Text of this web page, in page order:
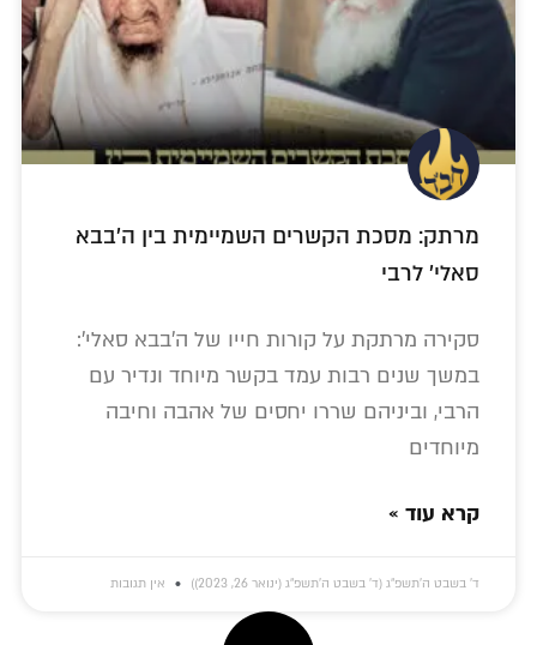
מרתק: מסכת הקשרים השמיימית בין ה'בבא
סאלי' לרבי
סקירה מרתקת על קורות חייו של ה'בבא סאלי':
במשך שנים רבות עמד בקשר מיוחד ונדיר עם
הרבי, וביניהם שררו יחסים של אהבה וחיבה
מיוחדים
קרא עוד »
ד׳ בשבט ה׳תשפ״ג (ד׳ בשבט ה׳תשפ״ג (ינואר 26, 2023)) אין תגובות